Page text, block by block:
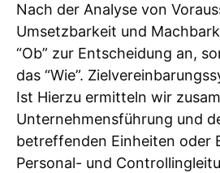
Nach der Analyse von
Umsetzbarkeit und
“Ob” zur Entscheidung an,
das “Wie”.
Ist Hierzu ermitteln wir
Unternehmensführung und
betreffenden Einheiten oder
Personal- und